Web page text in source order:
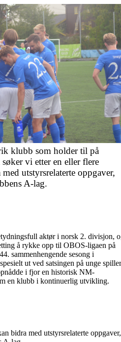
klubb som holder til på
vi etter en eller flere
utstyrsrelaterte oppgaver,
A-lag.
aktør i norsk 2. divisjon,
å rykke opp til OBOS-ligaen på
sammenhengende sesong i
ut ved satsingen på unge
i fjor en historisk NM-
en klubb i kontinuerlig utvikling.
bidra med utstyrsrelaterte oppgaver,